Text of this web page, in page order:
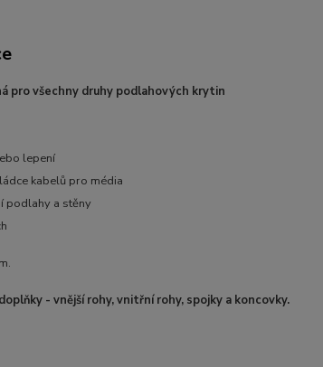
pro všechny druhy podlahových krytin
lepení
kabelů pro média
podlahy a stěny
- vnější rohy, vnitřní rohy, spojky a koncovky.